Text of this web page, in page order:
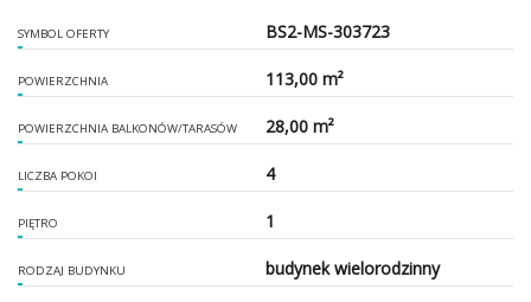
SYMBOL OFERTY BS2-MS-303723
POWIERZCHNIA 113,00 m²
POWIERZCHNIA BALKONÓW/TARASÓW 28,00 m²
LICZBA POKOI 4
PIĘTRO 1
RODZAJ BUDYNKU budynek wielorodzinny